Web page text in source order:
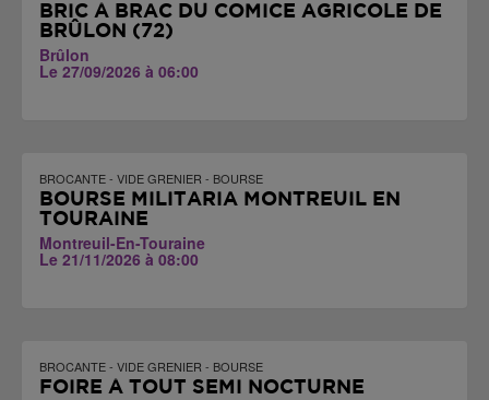
BRIC À BRAC DU COMICE AGRICOLE DE
BRÛLON (72)
Brûlon
Le 27/09/2026 à 06:00
BROCANTE - VIDE GRENIER - BOURSE
BOURSE MILITARIA MONTREUIL EN
TOURAINE
Montreuil-En-Touraine
Le 21/11/2026 à 08:00
BROCANTE - VIDE GRENIER - BOURSE
FOIRE À TOUT SEMI NOCTURNE